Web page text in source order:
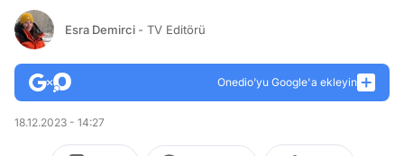
Esra Demirci - TV Editörü
Onedio’yu Google'a ekleyin
18.12.2023 - 14:27